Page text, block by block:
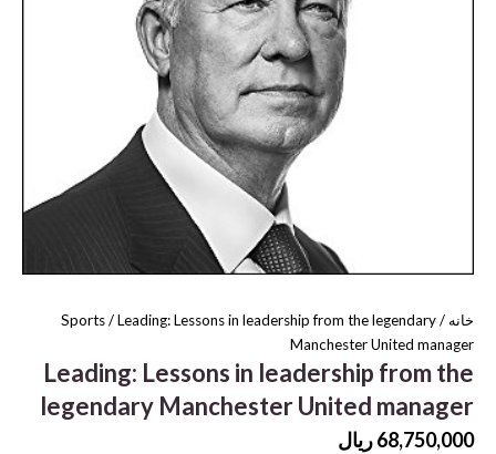
خانه /
Sports/ Leading: Lessons in leadership from the legendary
Manchester United manager
Leading: Lessons in leadership from the
legendary Manchester United manager
68,750,000ریال